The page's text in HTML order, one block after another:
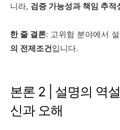
니라, 검증 가능성과 책임 추적
한 줄 결론: 고위험 분야에서
의 전제조건입니다.
본론 2 | 설명의 역
신과 오해